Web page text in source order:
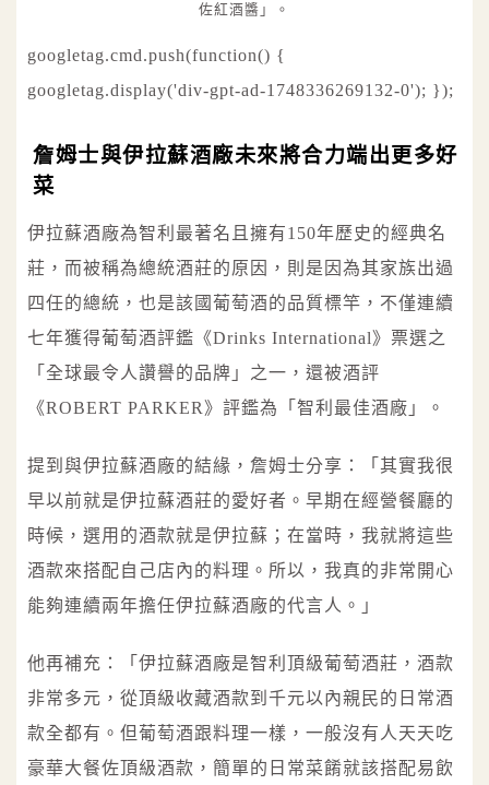
佐紅酒醬」。
googletag.cmd.push(function() {
googletag.display('div-gpt-ad-1748336269132-0'); });
詹姆士與伊拉蘇酒廠未來將合力端出更多好
菜
伊拉蘇酒廠為智利最著名且擁有150年歷史的經典名
莊，而被稱為總統酒莊的原因，則是因為其家族出過
四任的總統，也是該國葡萄酒的品質標竿，不僅連續
七年獲得葡萄酒評鑑《Drinks International》票選之
「全球最令人讚譽的品牌」之一，還被酒評
《ROBERT PARKER》評鑑為「智利最佳酒廠」。
提到與伊拉蘇酒廠的結緣，詹姆士分享：「其實我很
早以前就是伊拉蘇酒莊的愛好者。早期在經營餐廳的
時候，選用的酒款就是伊拉蘇；在當時，我就將這些
酒款來搭配自己店內的料理。所以，我真的非常開心
能夠連續兩年擔任伊拉蘇酒廠的代言人。」
他再補充：「伊拉蘇酒廠是智利頂級葡萄酒莊，酒款
非常多元，從頂級收藏酒款到千元以內親民的日常酒
款全都有。但葡萄酒跟料理一樣，一般沒有人天天吃
豪華大餐佐頂級酒款，簡單的日常菜餚就該搭配易飲